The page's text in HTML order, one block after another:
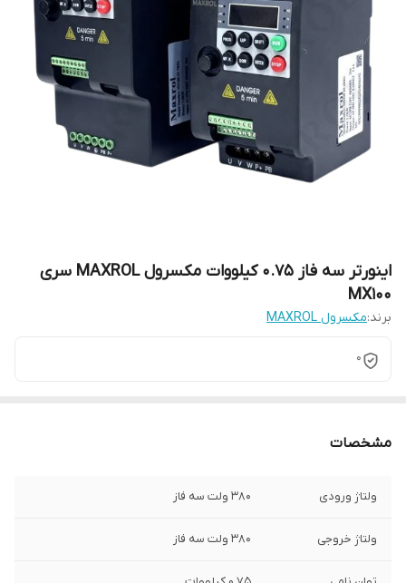
اینورتر سه فاز 0.75 کیلووات مکسرول MAXROL سری
MX100
برند:مکسرول MAXROL
0
مشخصات
ولتاژ ورودی 380 ولت سه فاز
ولتاژ خروجی 380 ولت سه فاز